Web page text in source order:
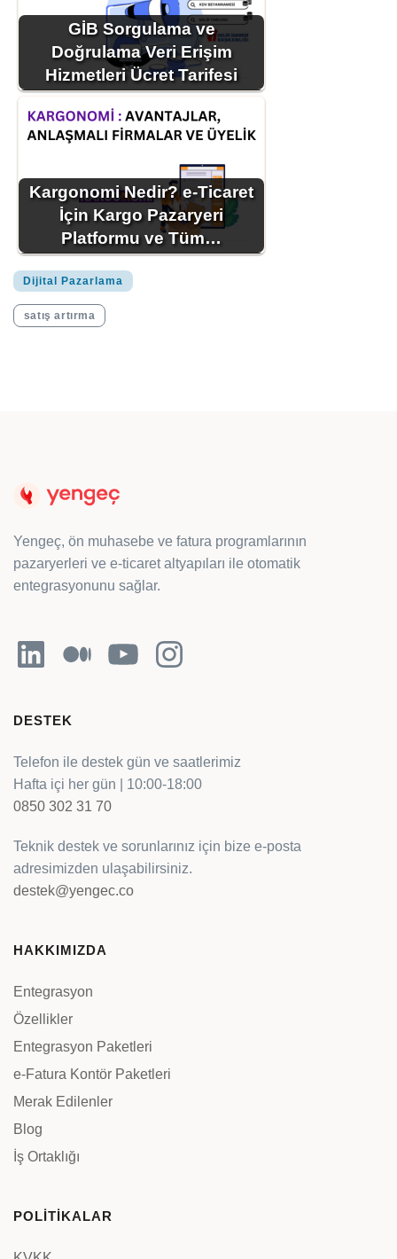
GİB Sorgulama ve
Doğrulama Veri Erişim
Hizmetleri Ücret Tarifesi
Kargonomi Nedir? e-Ticaret
İçin Kargo Pazaryeri
Platformu ve Tüm…
Dijital Pazarlama
satış artırma
Yengeç, ön muhasebe ve fatura programlarının
pazaryerleri ve e-ticaret altyapıları ile otomatik
entegrasyonunu sağlar.
LinkedInOrta YouTubeInstagram
DESTEK
Telefon ile destek gün ve saatlerimiz
Hafta içi her gün | 10:00-18:00
0850 302 31 70
Teknik destek ve sorunlarınız için bize e-posta
adresimizden ulaşabilirsiniz.
destek@yengec.co
HAKKIMIZDA
Entegrasyon
Özellikler
Entegrasyon Paketleri
e-Fatura Kontör Paketleri
Merak Edilenler
Blog
İş Ortaklığı
POLİTİKALAR